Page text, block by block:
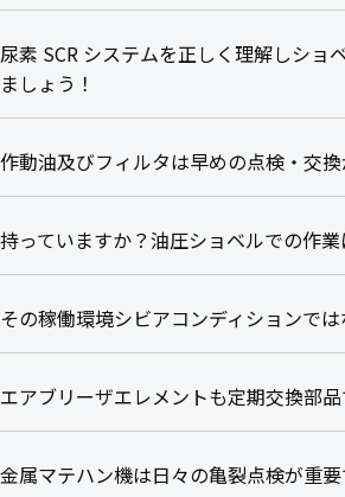
尿素 SCR システムを正しく理解しショ
ましょう！
作動油及びフィルタは早めの点検・交
持っていますか？油圧ショベルでの作
その稼働環境シビアコンディションでは
エアブリーザエレメントも定期交換部
金属マテハン機は日々の亀裂点検が重